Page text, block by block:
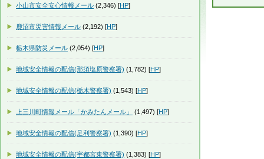
小山市安全安心情報メール (2,346) [HP]
鹿沼市災害情報メール (2,192) [HP]
栃木県防災メール (2,054) [HP]
地域安全情報の配信(那須塩原警察署) (1,782) [HP]
地域安全情報の配信(栃木警察署) (1,543) [HP]
上三川町情報メール「かみたんメール」 (1,497) [HP]
地域安全情報の配信(足利警察署) (1,390) [HP]
地域安全情報の配信(宇都宮東警察署) (1,383) [HP]